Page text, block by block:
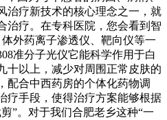
治疗新技术的核心理念之一，就
治疗。在专科医院，您会看到智
外药离子渗透仪、靶向仪等一
准分子光仪它能科学作用于白
十以上，减少对周围正常皮肤的
配合中西药房的个体化药物调
疗手段，使得治疗方案能够根据
”。对于我们合肥老乡这种“一